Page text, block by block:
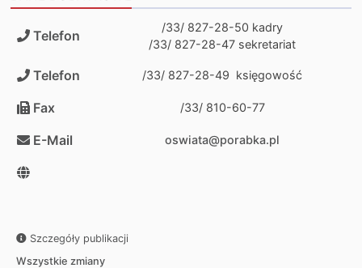
Telefon
/33/ 827-28-50 kadry
/33/ 827-28-47 sekretariat
Telefon /33/ 827-28-49 księgowość
Fax /33/ 810-60-77
E-Mail oswiata@porabka.pl
Szczegóły publikacji
Wszystkie zmiany